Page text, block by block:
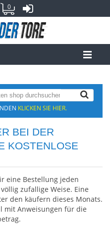
0
KLICKEN SIE HIER.
BEI DER
KOSTENLOSE
eine Bestellung jeden
zufallige Weise. Eine
den käufern dieses Monats.
mit Anweisungen für die